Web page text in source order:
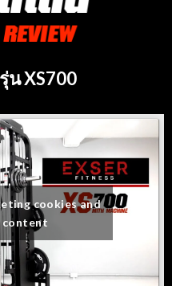
น XS700
cookies and
content